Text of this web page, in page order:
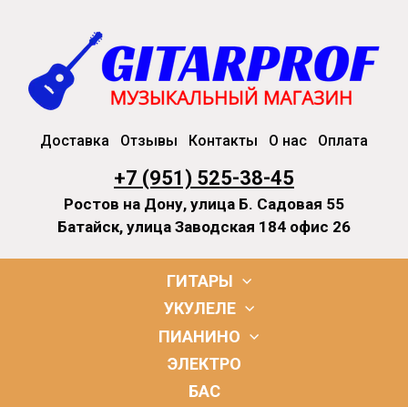
Доставка Отзывы Контакты О нас Оплата
+7 (951) 525-38-45
Ростов на Дону, улица Б. Садовая 55
Батайск, улица Заводская 184 офис 26
ГИТАРЫ
УКУЛЕЛЕ
ПИАНИНО
ЭЛЕКТРО
БАС